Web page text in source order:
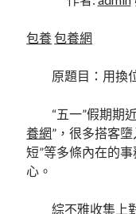
包養包養網
原題目：用換
“五一”假期期
養網”，很多搭客
短”等多條內在的
心。
綜不雅收集上